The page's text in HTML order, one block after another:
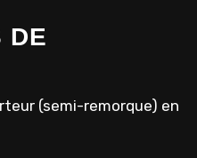
DE
(semi-remorque) en